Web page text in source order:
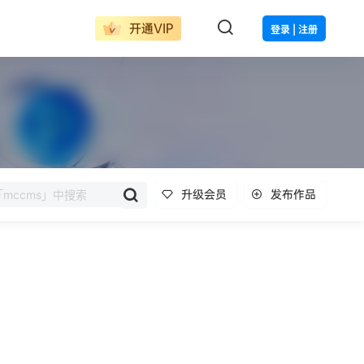
开通VIP 登录 | 注册
升级会员 发布作品